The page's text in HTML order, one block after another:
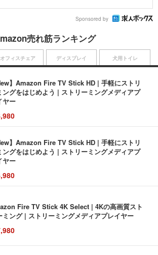
Sponsored by
売れ筋ランキング
】Amazon Fire TV Stick HD | 手軽にストリ
ングをはじめよう | ストリーミングメディアプ
ヤー
】Amazon Fire TV Stick HD | 手軽にストリ
ングをはじめよう | ストリーミングメディアプ
ヤー
Fire TV Stick 4K Select | 4Kの高画質スト
ミング | ストリーミングメディアプレイヤー
オフィスチェア ディスプレイ 犬用トイレ